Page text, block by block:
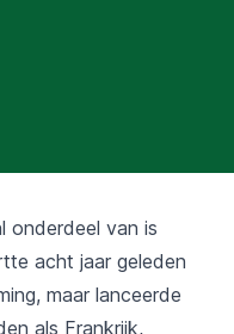
onderdeel van is
acht jaar geleden
maar lanceerde
als Frankrijk,